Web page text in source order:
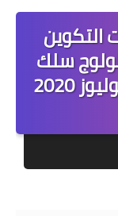
التكوين
سلك
ضباط الصف ** آخر اجل 30 يوليوز 2020